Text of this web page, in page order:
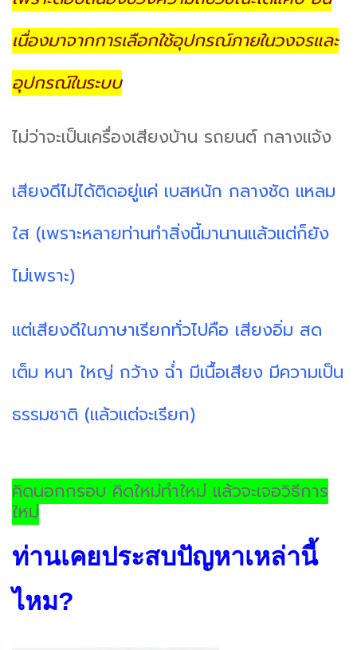
เนื่องมาจากการเลือกใช้อุปกรณ์ภายในวงจรและ
อุปกรณ์ในระบบ
ไม่ว่าจะเป็นเครื่องเสียงบ้าน รถยนต์ กลางแจ้ง
เสียงดีไม่ได้ติดอยู่แค่ เบสหนัก กลางชัด แหลม
ใส (เพราะหลายท่านทำสิ่งนี้มานานแล้วแต่ก็ยัง
ไม่เพราะ)
แต่เสียงดีในภาษาเรียกทั่วไปคือ เสียงอิ่ม สด
เต็ม หนา ใหญ่ กว้าง ฉ่ำ มีเนื้อเสียง มีความเป็น
ธรรมชาติ (แล้วแต่จะเรียก)
คิดนอกกรอบ คิดใหม่ทำใหม่ แล้วจะเจอวิธีการ
ใหม่
ท่านเคยประสบปัญหาเหล่านี้
ไหม?